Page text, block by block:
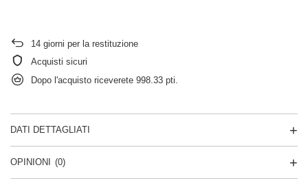
14 giorni per la restituzione
Acquisti sicuri
Dopo l'acquisto riceverete 998.33 pti.
DATI DETTAGLIATI
OPINIONI (0)